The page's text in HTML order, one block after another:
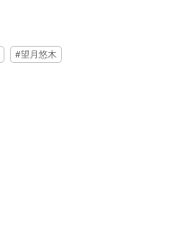
望月悠木